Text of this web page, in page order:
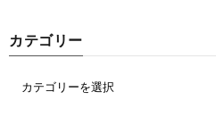
カテゴリー